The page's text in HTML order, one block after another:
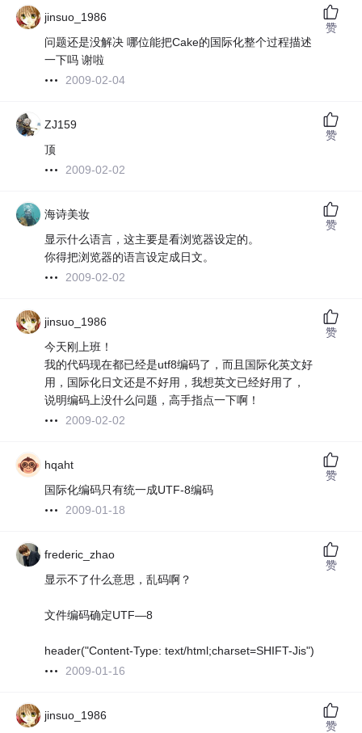
jinsuo_1986
问题还是没解决 哪位能把Cake的国际化整个过程描述
一下吗 谢啦
2009-02-04
赞
ZJ159
顶
2009-02-02
赞
海诗美妆
显示什么语言，这主要是看浏览器设定的。
你得把浏览器的语言设定成日文。
2009-02-02
赞
jinsuo_1986
今天刚上班！
我的代码现在都已经是utf8编码了，而且国际化英文好
用，国际化日文还是不好用，我想英文已经好用了，
说明编码上没什么问题，高手指点一下啊！
2009-02-02
赞
hqaht
国际化编码只有统一成UTF-8编码
2009-01-18
赞
frederic_zhao
显示不了什么意思，乱码啊？
文件编码确定UTF—8
header("Content-Type: text/html;charset=SHIFT-Jis")
2009-01-16
赞
jinsuo_1986
赞